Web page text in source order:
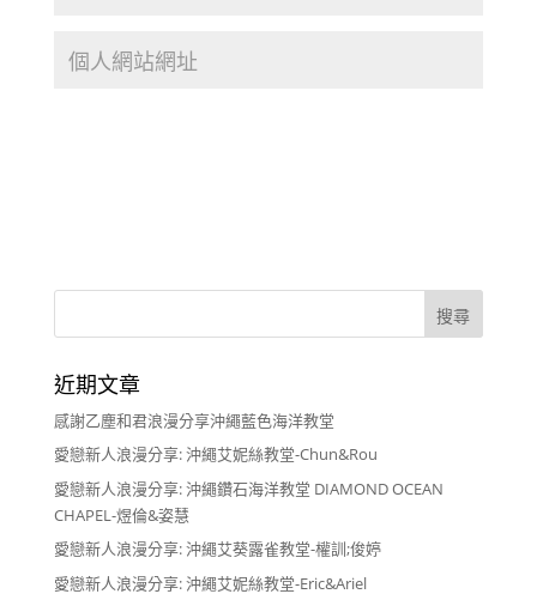
近期文章
感謝乙塵和君浪漫分享沖繩藍色海洋教堂
愛戀新人浪漫分享: 沖繩艾妮絲教堂-Chun&Rou
愛戀新人浪漫分享: 沖繩鑽石海洋教堂 DIAMOND OCEAN
CHAPEL-煜倫&姿慧
愛戀新人浪漫分享: 沖繩艾葵露雀教堂-權訓;俊婷
愛戀新人浪漫分享: 沖繩艾妮絲教堂-Eric&Ariel